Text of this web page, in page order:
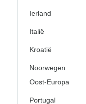
Ierland
Italië
Kroatië
Noorwegen
Oost-Europa
Portugal